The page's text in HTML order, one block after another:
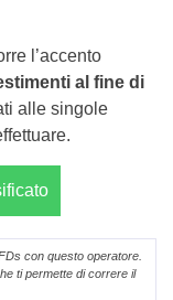
l’accento
al fine di
alle singole
con questo operatore.
ti permette di correre il